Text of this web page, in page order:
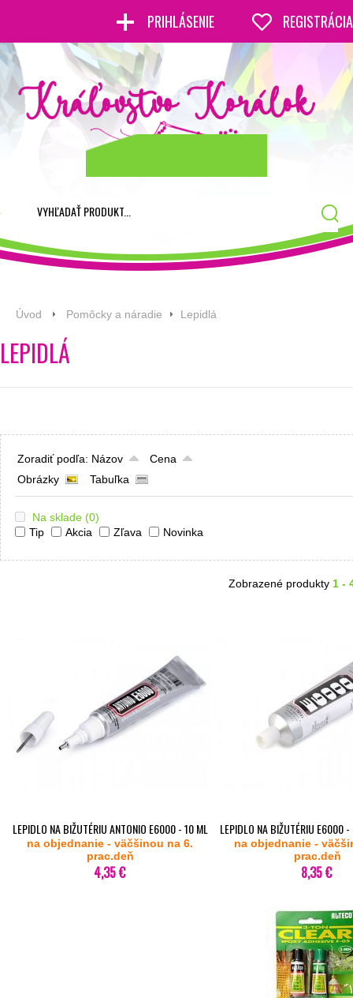
PRIHLÁSENIE REGISTRÁCIA
Úvod Pomôcky a náradie Lepidlá
LEPIDLÁ
Zoradiť podľa: Názov
Cena
Obrázky
Tabuľka
Na sklade (0)
Tip
Akcia Zľava Novinka
Zobrazené produkty 1 -
LEPIDLO NA BIŽUTÉRIU ANTONIO E6000 - 10 ML
na objednanie - väčšinou na 6.
prac.deň
4,35 €
LEPIDLO NA BIŽUTÉRIU E6000
na objednanie -
prac.deň
8,35 €